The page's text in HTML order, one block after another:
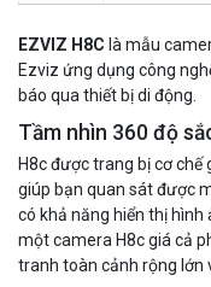
EZVIZ H8C là mẫu
Ezviz ứng dụng công
báo qua thiết bị di động.
Tầm nhìn 360 độ
H8c được trang bị cơ
giúp bạn quan sát được
có khả năng hiển thị hình
một camera H8c giá cả
tranh toàn cảnh rộng lớn
Liên hệ